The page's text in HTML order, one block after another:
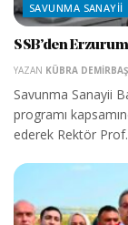
SAVUNMA SANAYII
SSB’den
YAZAN KÜBRA DEMIRBAŞ
Savunma Sanayii
programı
ederek Rektör